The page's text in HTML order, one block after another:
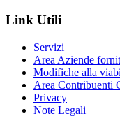
Link Utili
Servizi
Area Aziende
Modifiche alla
Area Contribuenti
Privacy
Note Legali